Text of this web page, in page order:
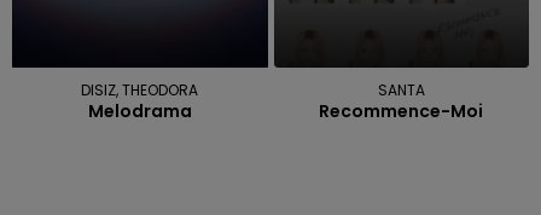
DISIZ, THEODORA
Melodrama
SANTA
Recommence-Moi